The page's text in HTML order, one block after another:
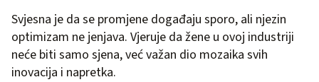
Svjesna je da se promjene događaju sporo, ali njezin
optimizam ne jenjava. Vjeruje da žene u ovoj industriji
neće biti samo sjena, već važan dio mozaika svih
inovacija i napretka.